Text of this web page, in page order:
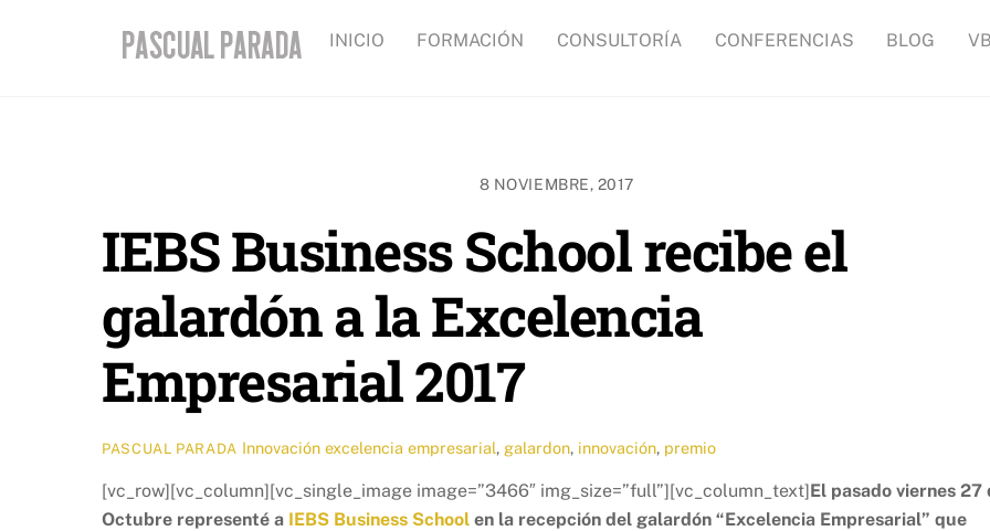
INICIO FORMACIÓN CONSULTORÍA CONFERENCIAS BLOG
8 NOVIEMBRE, 2017
IEBS Business School recibe el
galardón a la Excelencia
Empresarial 2017
PASCUAL PARADA Innovación excelencia empresarial, galardon, innovación, premio
[vc_row][vc_column][vc_single_image image=”3466″ img_size=”full”][vc_column_text]El pasado viernes 27
Octubre representé a IEBS Business School en la recepción del galardón “Excelencia Empresarial” que